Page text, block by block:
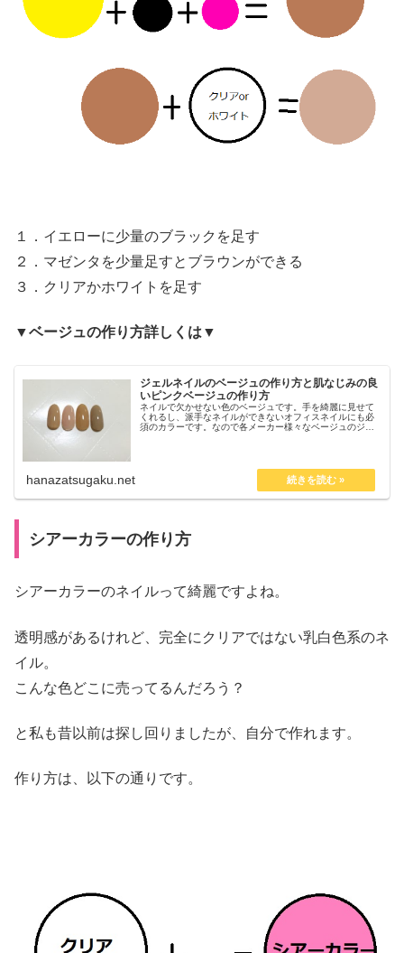
１．イエローに少量のブラックを足す
２．マゼンタを少量足すとブラウンができる
３．クリアかホワイトを足す
▼ベージュの作り方詳しくは▼
ジェルネイルのベージュの作り方と肌なじみの良
いピンクベージュの作り方
ネイルで欠かせない色のベージュです。手を綺麗に見せて
くれるし、派手なネイルができないオフィスネイルにも必
須のカラーです。なので各メーカー様々なベージュのジェ
hanazatsugaku.net
シアーカラーの作り方
シアーカラーのネイルって綺麗ですよね。
透明感があるけれど、完全にクリアではない乳白色系のネ
イル。
こんな色どこに売ってるんだろう？
と私も昔以前は探し回りましたが、自分で作れます。
作り方は、以下の通りです。